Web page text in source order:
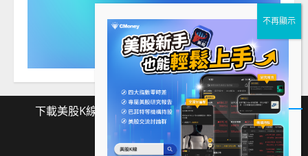
下載美股K線 Facebook Instagram Twitter
Facebook
Instagram
Twitter